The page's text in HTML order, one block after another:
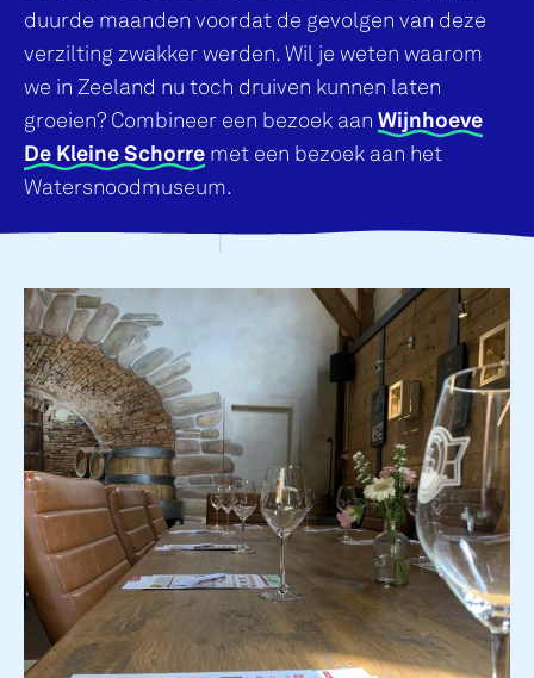
duurde maanden voordat de gevolgen van deze
verzilting zwakker werden. Wil je weten waarom
we in Zeeland nu toch druiven kunnen laten
groeien? Combineer een bezoek aan Wijnhoeve
De Kleine Schorre met een bezoek aan het
Watersnoodmuseum.